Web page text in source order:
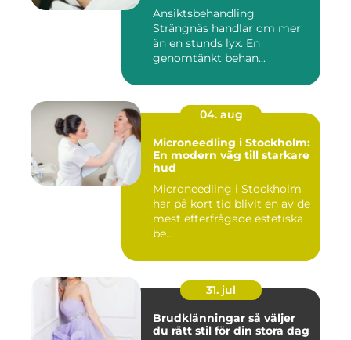
Ansiktsbehandling
Strängnäs handlar om mer
än en stunds lyx. En
genomtänkt behan...
04. aug
Microneedling i Stockholm:
En modern väg till starkare
hud
Microneedling i Stockholm
har på kort tid blivit en av de
mest efterfrågade estetiska
be...
31. jul
Brudklänningar så väljer
du rätt stil för din stora dag